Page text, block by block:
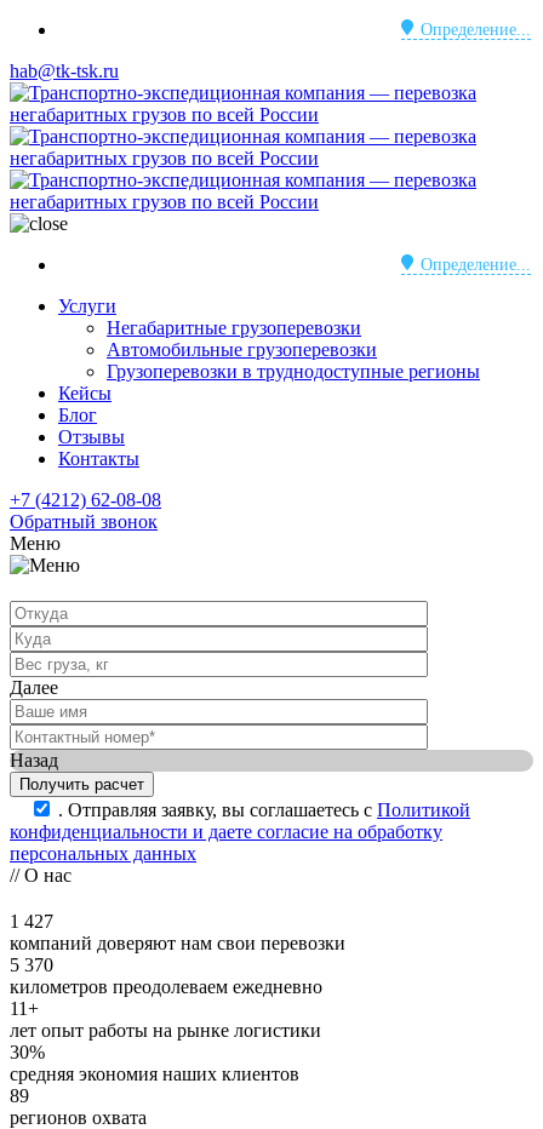
Определение...
hab@tk-tsk.ru
Определение...
Услуги
Негабаритные грузоперевозки
Автомобильные грузоперевозки
Грузоперевозки в труднодоступные регионы
Кейсы
Блог
Отзывы
Контакты
+7 (4212) 62-08-08
Обратный звонок
Меню
Далее
Назад
. Отправляя заявку, вы соглашаетесь с Политикой
конфиденциальности и даете согласие на обработку
персональных данных
// О нас
1 427
компаний доверяют нам свои перевозки
5 370
километров преодолеваем ежедневно
11+
лет опыт работы на рынке логистики
30%
средняя экономия наших клиентов
89
регионов охвата